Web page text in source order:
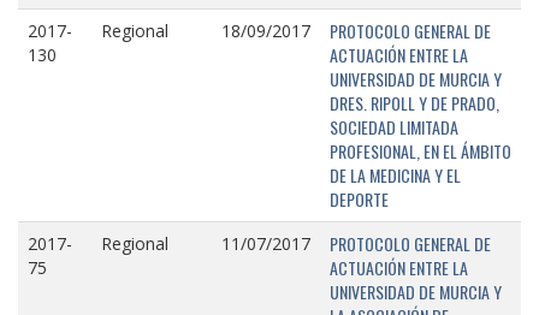
2017-
130
Regional 18/09/2017
PROTOCOLO GENERAL DE
ACTUACIÓN ENTRE LA
UNIVERSIDAD DE MURCIA Y
DRES. RIPOLL Y DE PRADO,
SOCIEDAD LIMITADA
PROFESIONAL, EN EL ÁMBITO
DE LA MEDICINA Y EL
DEPORTE
2017-
75
Regional 11/07/2017
PROTOCOLO GENERAL DE
ACTUACIÓN ENTRE LA
UNIVERSIDAD DE MURCIA Y